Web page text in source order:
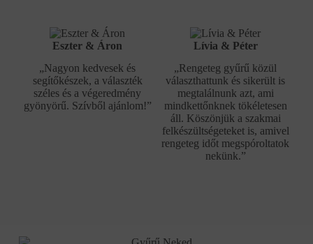
Eszter & Áron
„Nagyon kedvesek és
segítőkészek, a választék
széles és a végeredmény
gyönyörű. Szívből ajánlom!”
Lívia & Péter
„Rengeteg gyűrű közül
választhattunk és sikerült is
megtalálnunk azt, ami
mindkettőnknek tökéletesen
áll. Köszönjük a szakmai
felkészültségeteket is, amivel
rengeteg időt megspóroltatok
nekünk.”